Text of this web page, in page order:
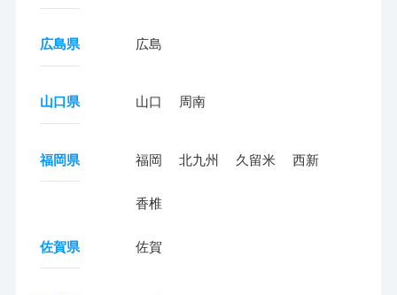
広島県 広島
山口県 山口 周南
福岡県 福岡 北九州 久留米 西新
香椎
佐賀県 佐賀